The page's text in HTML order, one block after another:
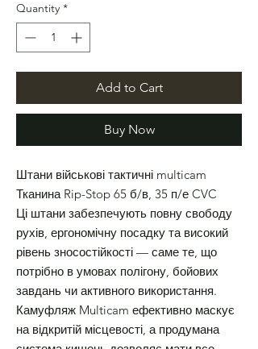
Quantity *
Add to Cart
Buy Now
Штани військові тактичні multicam
Тканина Rip-Stop 65 б/в, 35 п/е CVC
Ці штани забезпечують повну свободу
рухів, ергономічну посадку та високий
рівень зносостійкості — саме те, що
потрібно в умовах полігону, бойових
завдань чи активного використання.
Камуфляж Multicam ефективно маскує
на відкритій місцевості, а продумана